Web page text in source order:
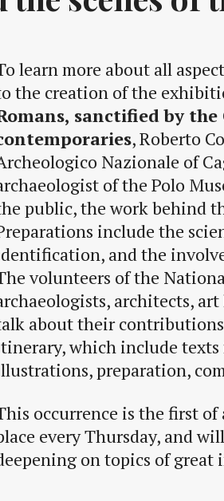
learn more about all
the creation of the
sanctified by
, Roberto
Nazionale of
of the Polo
public, the work behind
include the
and the
volunteers of the
architects,
about their
which include
preparation,
occurrence is the first
every Thursday, and
on topics of